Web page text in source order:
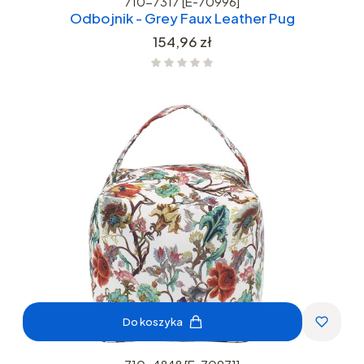
Odbojnik - Grey Faux Leather Pug
Cena
154,96 zł
Do koszyka